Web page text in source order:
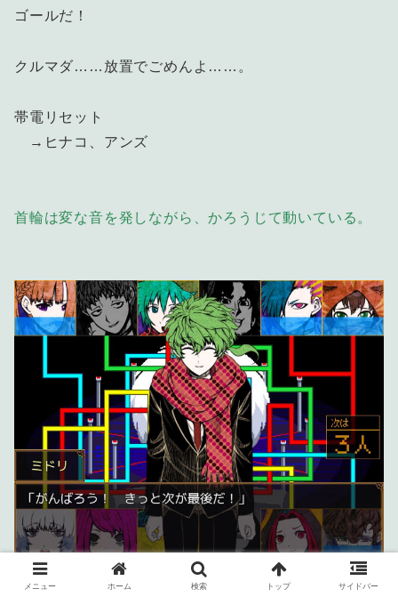
ゴールだ！
クルマダ……放置でごめんよ……。
帯電リセット
→ヒナコ、アンズ
首輪は変な音を発しながら、かろうじて動いている。
先にダミーズが壊れそう。
メニュー ホーム 検索 トップ サイドバー